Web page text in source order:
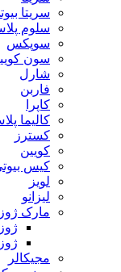
سریتا بیوتی
سلوم پلاس
سوپکس
سون کویین
شارل
فاربن
کاپرا
کالیما پلاس
کسترز
کویین
کیس بیوتی
لویز
لیزانو
مارک ژوزف
ژوزف
ژوزف
مجیکالر